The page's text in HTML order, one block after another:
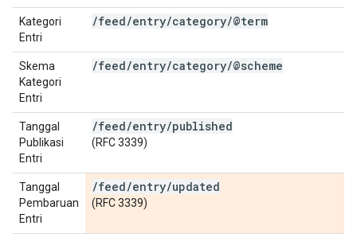
Kategori
Entri
/feed/entry/category/@term
Skema
Kategori
Entri
/feed/entry/category/@scheme
Tanggal
Publikasi
Entri
/feed/entry/published
(RFC 3339)
Tanggal
Pembaruan
Entri
/feed/entry/updated
(RFC 3339)